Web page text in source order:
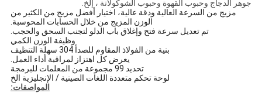
جوهر الدجاج وحبوب القهوة وحبوب الشوكولاتة ، إلخ.
مزيج من السرعة العالية ودقة عالية، اختيار أفضل مزيج من الكثير من
الوزن المزيج من خلال الحسابات المحوسبة.
تم تعديل سرعة فتح وإغلاق باب الدلو لتجنب السحق والحجب.
وظيفة الوزن الكمي
بنية من الفولاذ المقاوم للصدأ 304 سهلة التنظيف
يعرض كل اهتزاز لمراقبة أداء العمل.
تحديد 99 مجموعة من المعلمات للبرمجة
لوحة تحكم متعددة اللغات الصينية / الإنجليزية الخ
المواصفات: